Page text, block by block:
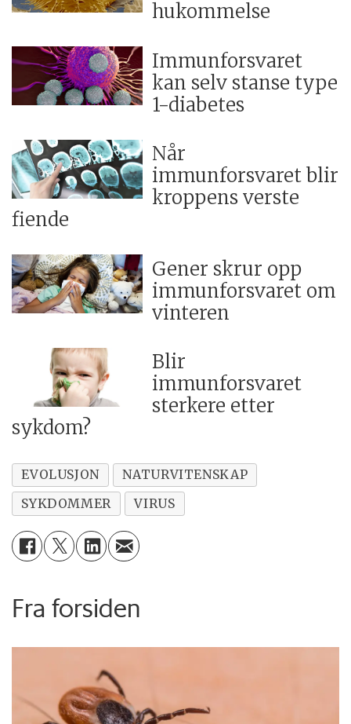
hukommelse
Immunforsvaret
kan selv stanse type
1-diabetes
Når
immunforsvaret blir
kroppens verste
fiende
Gener skrur opp
immunforsvaret om
vinteren
Blir
immunforsvaret
sterkere etter
sykdom?
EVOLUSJON
NATURVITENSKAP
SYKDOMMER
VIRUS
Fra forsiden